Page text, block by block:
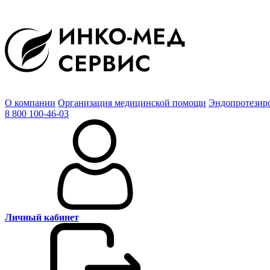
О компании Организация медицинской помощи
8 800 100-46-03
Личный кабинет